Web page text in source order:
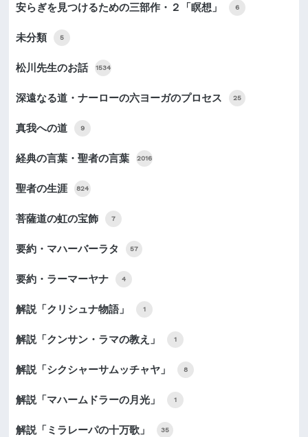
安らぎを見つけるための三部作・２「瞑想」 6
未分類 5
松川先生のお話 1534
深遠なる道・ナーローの六ヨーガのプロセス 25
真我への道 9
経典の言葉・聖者の言葉 2016
聖者の生涯 824
菩薩道の虹の宝飾 7
要約・マハーバーラタ 57
要約・ラーマーヤナ 4
解説「クリシュナ物語」 1
解説「クンサン・ラマの教え」 1
解説「シクシャーサムッチャヤ」 8
解説「マハームドラーの月光」 1
解説「ミラレーパの十万歌」 35